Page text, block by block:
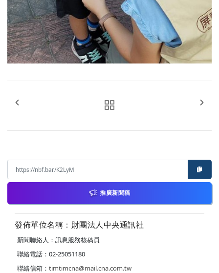
推廣新聞稿
發佈單位名稱：財團法人中央通訊社
新聞聯絡人：訊息服務核稿員
聯絡電話：02-25051180
聯絡信箱： timtimcna@mail.cna.com.tw